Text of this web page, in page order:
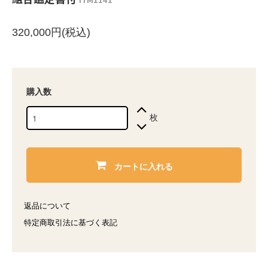
320,000円(税込)
購入数
枚
カートに入れる
返品について
特定商取引法に基づく表記